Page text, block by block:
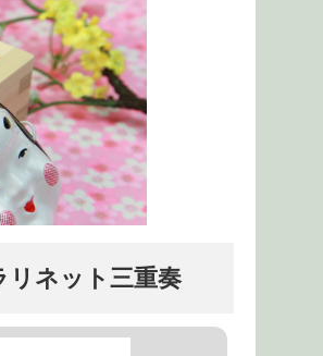
ネット三重奏